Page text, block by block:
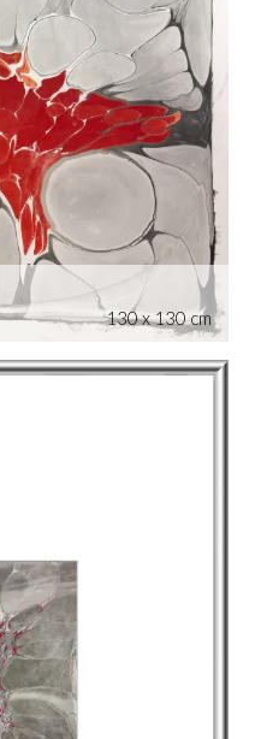
130 x 130 cm